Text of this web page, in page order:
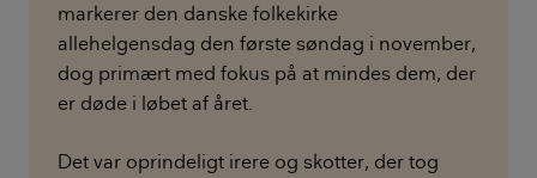
markerer den danske folkekirke
allehelgensdag den første søndag i november,
dog primært med fokus på at mindes dem, der
er døde i løbet af året.
Det var oprindeligt irere og skotter, der tog